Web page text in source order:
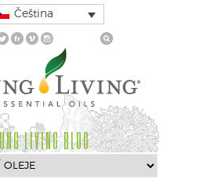
Čeština
LIVING BLOG